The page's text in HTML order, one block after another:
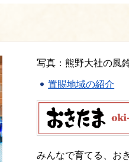
写真：熊野大社の風
置賜地域の紹介
みんなで育てる、お